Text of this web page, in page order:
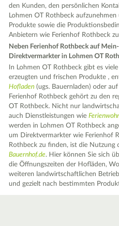
den Kunden, den persönlichen
Lohmen OT Rothbeck
Produkte sowie die
Anbietern wie Ferienhof Rothbeck
Neben Ferienhof Rothbeck auf
Direktvermarkter in Lohmen OT
In Lohmen OT Rothbeck gibt es
erzeugten und frischen Produkte ,
Hofladen (ugs. Bauernladen) oder
Ferienhof Rothbeck gehört zu den
OT Rothbeck. Nicht nur
auch Dienstleistungen wie
werden in Lohmen OT Rothbeck
um Direktvermarkter wie Ferienhof
Rothbeck zu finden, ist die Nutzung
Bauernhof.de. Hier können Sie sich
die Öffnungszeiten der Hofläden,
weiteren landwirtschaftlichen
und gezielt nach bestimmten